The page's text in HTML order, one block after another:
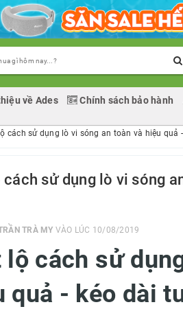
về Ades Chính sách bảo hành
cách sử dụng lò vi sóng an toàn và hiệu
sử dụng lò vi sóng
TRÀ MY VÀO LÚC 10/08/2019
lộ cách sử
quả - kéo dài